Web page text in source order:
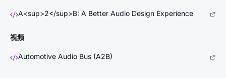
A<sup>2</sup>B: A Better Audio Design Experience
视频
Automotive Audio Bus (A2B)